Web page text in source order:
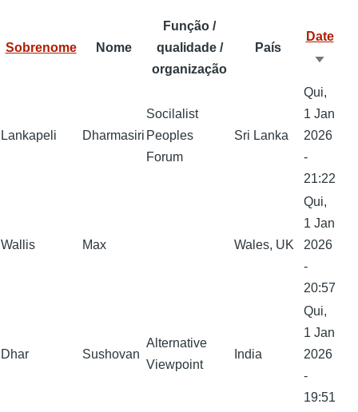
k
n
p
Sobrenome Nome
Função /
qualidade /
organização
País
Date
Lankapeli Dharmasiri
Socilalist
Peoples
Forum
Sri Lanka
Qui,
1 Jan
2026
-
21:22
Wallis Max Wales, UK
Qui,
1 Jan
2026
-
20:57
Dhar Sushovan
Alternative
Viewpoint
India
Qui,
1 Jan
2026
-
19:51